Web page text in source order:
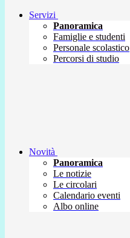
Servizi
Panoramica
Famiglie e studenti
Personale scolastico
Percorsi di studio
Novità
Panoramica
Le notizie
Le circolari
Calendario eventi
Albo online